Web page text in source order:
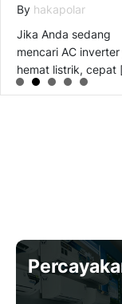
By hakapolar
Jika Anda sedang
mencari AC
hemat listrik, cepat